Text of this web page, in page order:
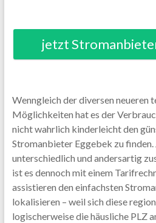
jetzt
Wenngleich der diversen neueren
Möglichkeiten hat es der
nicht wahrlich kinderleicht den
Stromanbieter Eggebek zu
unterschiedlich und andersartig
ist es dennoch mit einem
assistieren den einfachsten
lokalisieren – weil sich diese
logischerweise die häusliche PLZ